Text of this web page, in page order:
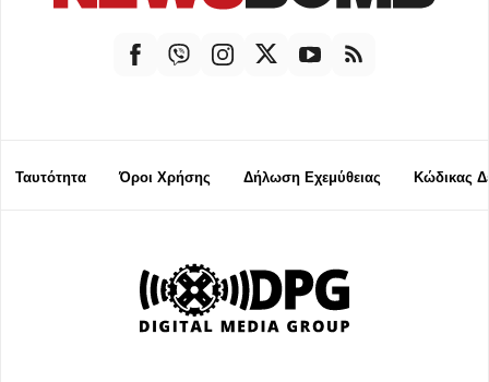
Ταυτότητα Όροι Χρήσης Δήλωση Εχεμύθειας Κώδικας